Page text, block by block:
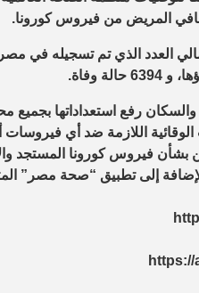
المريض من فيروس كورونا.
رفع استعداداتها بجميع
الوقائية اللازمة ضد أي
https://